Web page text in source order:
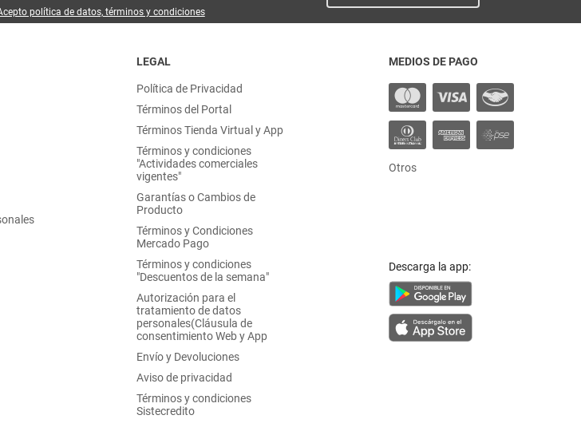
política de datos, términos y condiciones
LEGAL
Política de Privacidad
Términos del Portal
Términos Tienda Virtual y App
Términos y condiciones
"Actividades comerciales
vigentes"
Garantías o Cambios de
Producto
Términos y Condiciones
Mercado Pago
Términos y condiciones
"Descuentos de la semana"
Autorización para el
tratamiento de datos
personales(Cláusula de
consentimiento Web y App
Envío y Devoluciones
Aviso de privacidad
Términos y condiciones
Sistecredito
MEDIOS DE PAGO
Otros
Descarga la app: